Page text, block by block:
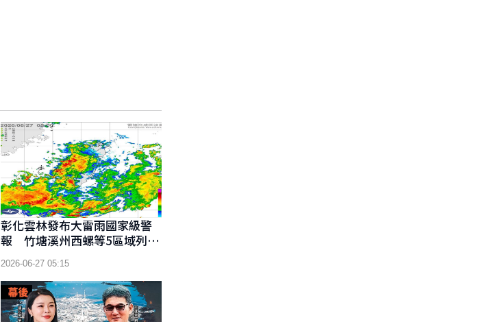
彰化雲林發布大雷雨國家級警
報 竹塘溪州西螺等5區域列入
2026-06-27 05:15